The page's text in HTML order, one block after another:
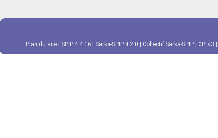
Plan du site SPIP 4.4.16 Sarka-SPIP 4.2.0 Collectif Sarka-SPIP GPLv3